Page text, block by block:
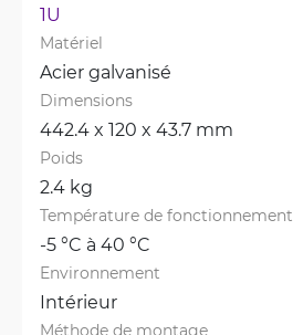
1U
Matériel
Acier galvanisé
Dimensions
442.4 x 120 x 43.7 mm
Poids
2.4 kg
Température de fonctionnement
-5 °C à 40 °C
Environnement
Intérieur
Méthode de montage